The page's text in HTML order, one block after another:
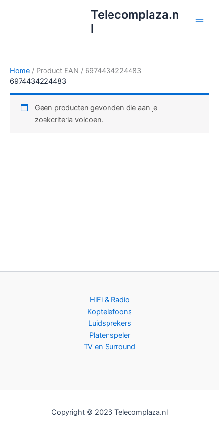
inhoud
Telecomplaza.n
l
Home / Product EAN / 6974434224483
6974434224483
Geen producten gevonden die aan je
zoekcriteria voldoen.
HiFi & Radio
Koptelefoons
Luidsprekers
Platenspeler
TV en Surround
Copyright © 2026 Telecomplaza.nl